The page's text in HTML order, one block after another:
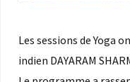
Les sessions de Yoga
indien DAYARAM